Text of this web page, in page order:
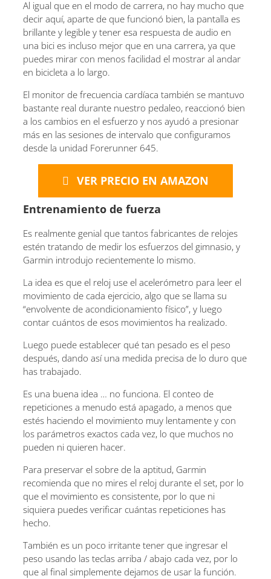
Al igual que en el modo de carrera, no hay mucho que
decir aquí, aparte de que funcionó bien, la pantalla es
brillante y legible y tener esa respuesta de audio en
una bici es incluso mejor que en una carrera, ya que
puedes mirar con menos facilidad el mostrar al andar
en bicicleta a lo largo.
El monitor de frecuencia cardíaca también se mantuvo
bastante real durante nuestro pedaleo, reaccionó bien
a los cambios en el esfuerzo y nos ayudó a presionar
más en las sesiones de intervalo que configuramos
desde la unidad Forerunner 645.
VER PRECIO EN AMAZON
Entrenamiento de fuerza
Es realmente genial que tantos fabricantes de relojes
estén tratando de medir los esfuerzos del gimnasio, y
Garmin introdujo recientemente lo mismo.
La idea es que el reloj use el acelerómetro para leer el
movimiento de cada ejercicio, algo que se llama su
“envolvente de acondicionamiento físico”, y luego
contar cuántos de esos movimientos ha realizado.
Luego puede establecer qué tan pesado es el peso
después, dando así una medida precisa de lo duro que
has trabajado.
Es una buena idea … no funciona. El conteo de
repeticiones a menudo está apagado, a menos que
estés haciendo el movimiento muy lentamente y con
los parámetros exactos cada vez, lo que muchos no
pueden ni quieren hacer.
Para preservar el sobre de la aptitud, Garmin
recomienda que no mires el reloj durante el set, por lo
que el movimiento es consistente, por lo que ni
siquiera puedes verificar cuántas repeticiones has
hecho.
También es un poco irritante tener que ingresar el
peso usando las teclas arriba / abajo cada vez, por lo
que al final simplemente dejamos de usar la función.